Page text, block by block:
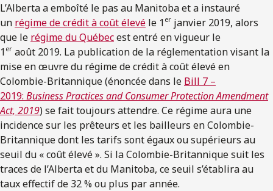
L’Alberta a emboîté le pas au Manitoba et a instauré
un régime de crédit à coût élevé le 1 er janvier 2019, alors
que le régime du Québecest entré en vigueur le
1 er août 2019. La publication de la réglementation visant la
mise en œuvre du régime de crédit à coût élevé en
Colombie-Britannique (énoncée dans le Bill 7 –
2019: Business Practices and Consumer Protection Amendment
Act, 2019) se fait toujours attendre. Ce régime aura une
incidence sur les prêteurs et les bailleurs en Colombie-
Britannique dont les tarifs sont égaux ou supérieurs au
seuil du « coût élevé ». Si la Colombie-Britannique suit les
traces de l’Alberta et du Manitoba, ce seuil s’établira au
taux effectif de 32 % ou plus par année.